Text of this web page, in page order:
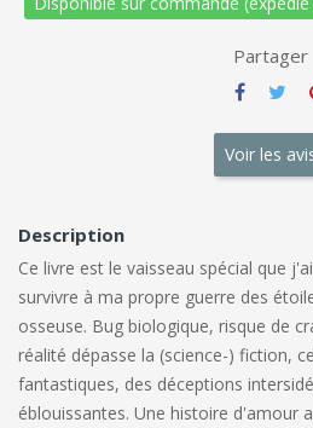
Partager
Voir les
Description
Ce livre est le vaisseau spécial que
survivre à ma propre guerre des
osseuse. Bug biologique, risque de
réalité dépasse la (science-) fiction,
fantastiques, des déceptions
éblouissantes. Une histoire d'amour